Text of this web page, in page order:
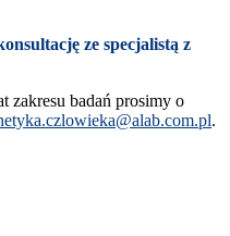
ze specjalistą z
zakresu badań prosimy o
.